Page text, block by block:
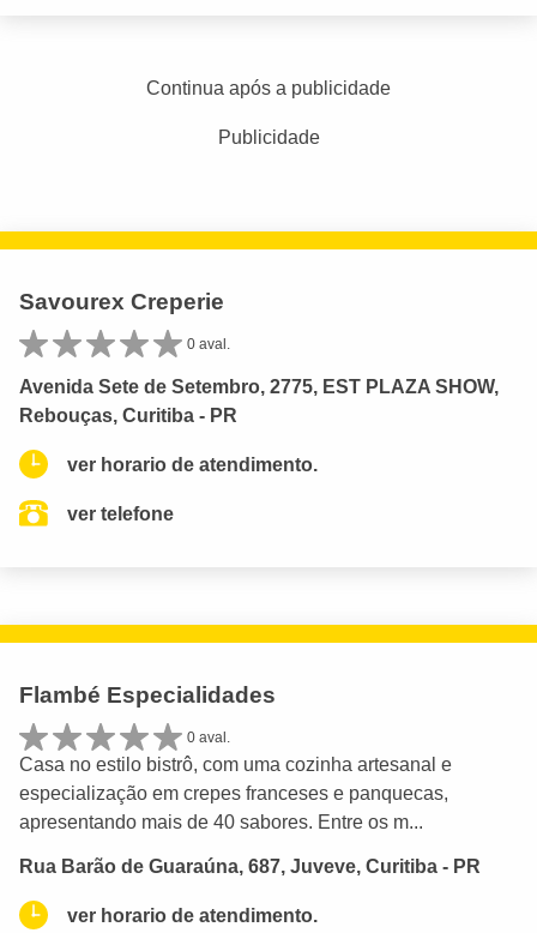
Continua após a publicidade
Publicidade
Savourex Creperie
0 aval.
Avenida Sete de Setembro, 2775, EST PLAZA SHOW,
Rebouças, Curitiba - PR
ver horario de atendimento.
ver telefone
Flambé Especialidades
0 aval.
Casa no estilo bistrô, com uma cozinha artesanal e
especialização em crepes franceses e panquecas,
apresentando mais de 40 sabores. Entre os m...
Rua Barão de Guaraúna, 687, Juveve, Curitiba - PR
ver horario de atendimento.